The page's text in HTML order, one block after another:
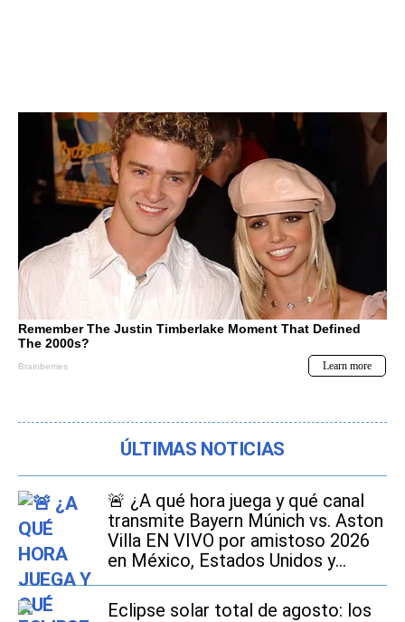
ÚLTIMAS NOTICIAS
🚨​ ¿A qué hora juega y qué canal
transmite Bayern Múnich vs. Aston
Villa EN VIVO por amistoso 2026
en México, Estados Unidos y
España?
Eclipse solar total de agosto: los